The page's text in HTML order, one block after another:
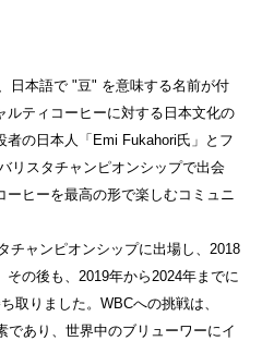
日本語で "豆" を意味する名前が付
ルティコーヒーに対する日本文化の
の日本人「Emi Fukahori氏」とフ
リスタチャンピオンシップで出会
ーヒーを最高の形で楽しむコミュニ
チャンピオンシップに出場し、2018
の後も、2019年から2024年までに
取りました。WBCへの挑戦は、
であり、世界中のブリューワーにイ